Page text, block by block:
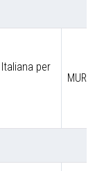
per
MUR